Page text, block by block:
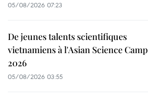
05/08/2026 07:23
De jeunes talents scientifiques
vietnamiens à l'Asian Science Camp
2026
05/08/2026 03:55